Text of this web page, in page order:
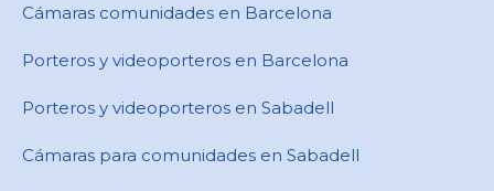
Cámaras comunidades en Barcelona
Porteros y videoporteros en Barcelona
Porteros y videoporteros en Sabadell
Cámaras para comunidades en ​Sabadell